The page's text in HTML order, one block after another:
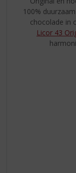
100%
chocolade in
Licor 43